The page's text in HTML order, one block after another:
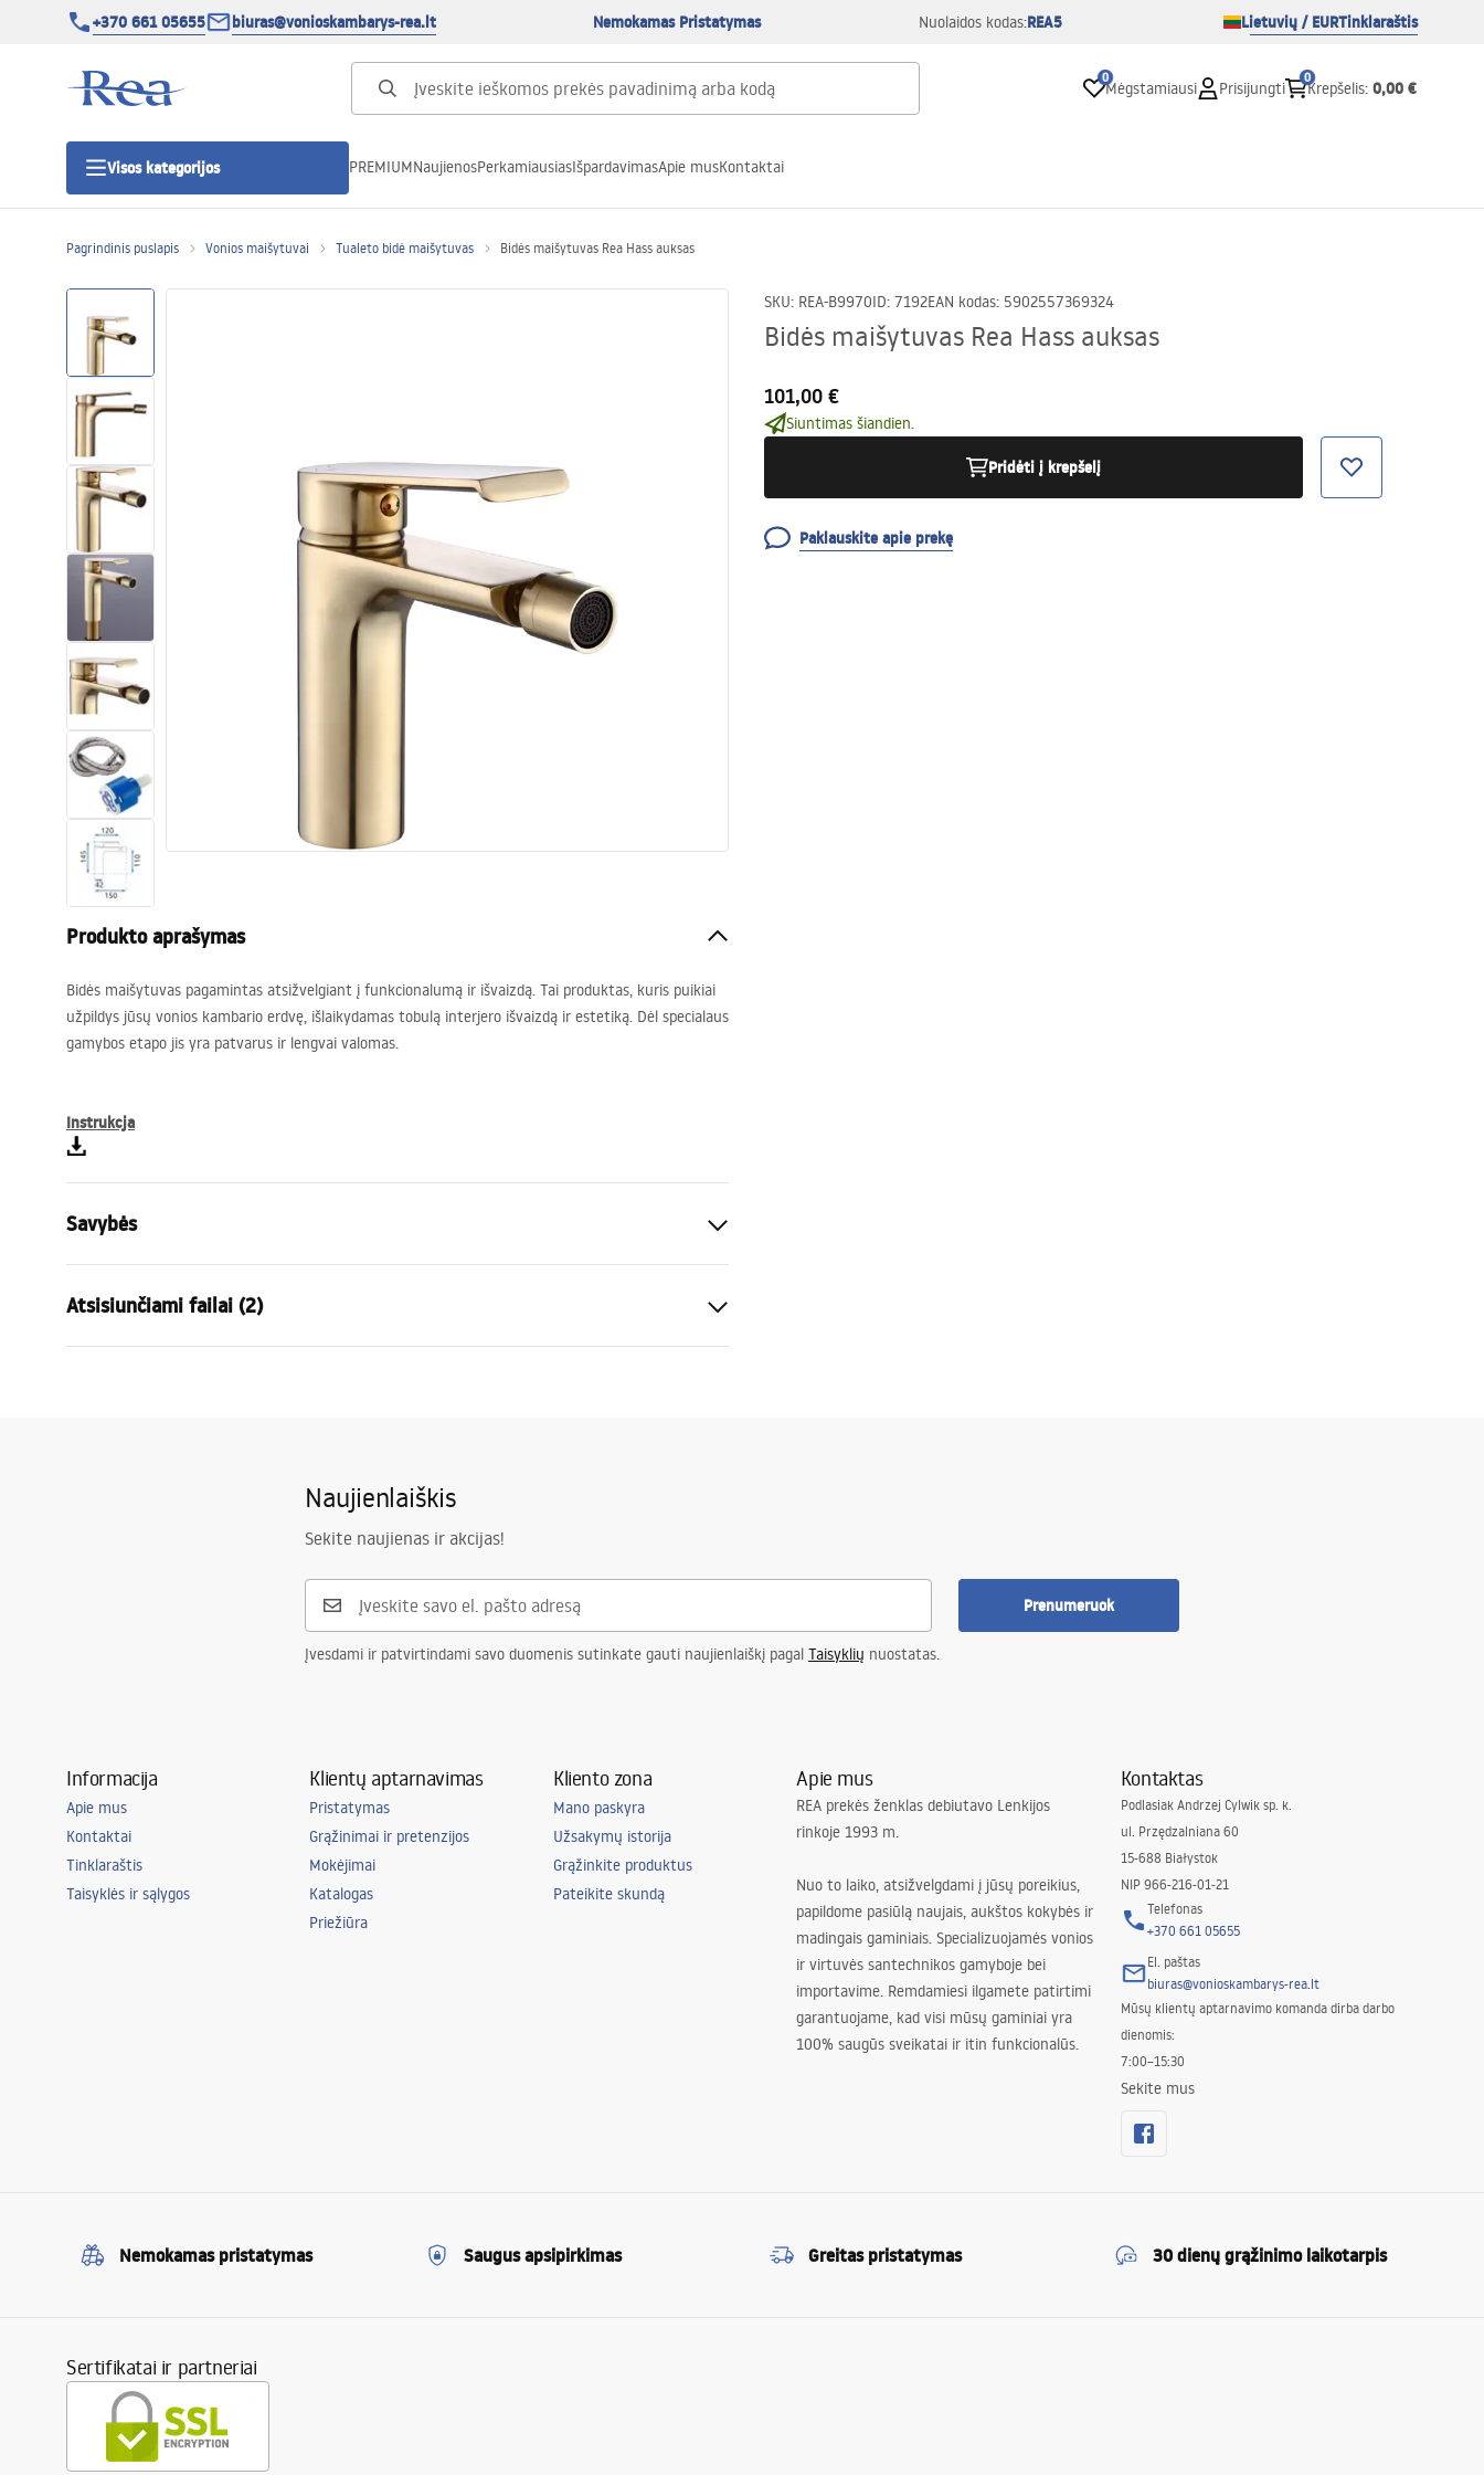
+370 661 05655 biuras@vonioskambarys-rea.lt Nemokamas Pristatymas Nuolaidos kodas:REA5 Lietuvių / EURTinklaraštis
0
Mėgstamiausi Prisijungti
0
Krepšelis: 0,00 €
Visos kategorijos
Dušo durys
Vonios dušo padėklai
Linijiniai dušo kanalai
Praustuvas
Vonios ir ekranai
Vonios maišytuvai
Vonios dušai
PREMIUMNaujienosPerkamiausiasIšpardavimasApie musKontaktai
Pagrindinis puslapis Vonios maišytuvai Tualeto bidė maišytuvas Bidės maišytuvas Rea Hass auksas
SKU: REA-B9970ID: 7192EAN kodas: 5902557369324
Bidės maišytuvas Rea Hass auksas
101,00 €
Siuntimas šiandien.
Pridėti į krepšelį
Paklauskite apie prekę
Produkto aprašymas
Bidės maišytuvas pagamintas atsižvelgiant į funkcionalumą ir išvaizdą. Tai produktas, kuris puikiai
užpildys jūsų vonios kambario erdvę, išlaikydamas tobulą interjero išvaizdą ir estetiką. Dėl specialaus
gamybos etapo jis yra patvarus ir lengvai valomas.
Instrukcja
Savybės
Montavimo būdas
Spalva
Šlifuotas auksas
145mm
PVD
Atsisiunčiami failai (2)
Naujienlaiškis
Sekite naujienas ir akcijas!
Prenumeruok
Įvesdami ir patvirtindami savo duomenis sutinkate gauti naujienlaiškį pagal Taisyklių nuostatas.
Informacija
Apie mus
Kontaktai
Tinklaraštis
Taisyklės ir sąlygos
Klientų aptarnavimas
Pristatymas
Grąžinimai ir pretenzijos
Mokėjimai
Katalogas
Priežiūra
Kliento zona
Mano paskyra
Užsakymų istorija
Grąžinkite produktus
Pateikite skundą
Apie mus
REA prekės ženklas debiutavo Lenkijos
rinkoje 1993 m.
Nuo to laiko, atsižvelgdami į jūsų poreikius,
papildome pasiūlą naujais, aukštos kokybės ir
madingais gaminiais. Specializuojamės vonios
ir virtuvės santechnikos gamyboje bei
importavime. Remdamiesi ilgamete patirtimi
garantuojame, kad visi mūsų gaminiai yra
100% saugūs sveikatai ir itin funkcionalūs.
Kontaktas
Podlasiak Andrzej Cylwik sp. k.
ul. Przędzalniana 60
15-688 Białystok
NIP 966-216-01-21
Telefonas
+370 661 05655
El. paštas
biuras@vonioskambarys-rea.lt
Mūsų klientų aptarnavimo komanda dirba darbo
dienomis:
7:00–15:30
Sekite mus
Nemokamas pristatymas Saugus apsipirkimas Greitas pristatymas 30 dienų grąžinimo laikotarpis
Sertifikatai ir partneriai